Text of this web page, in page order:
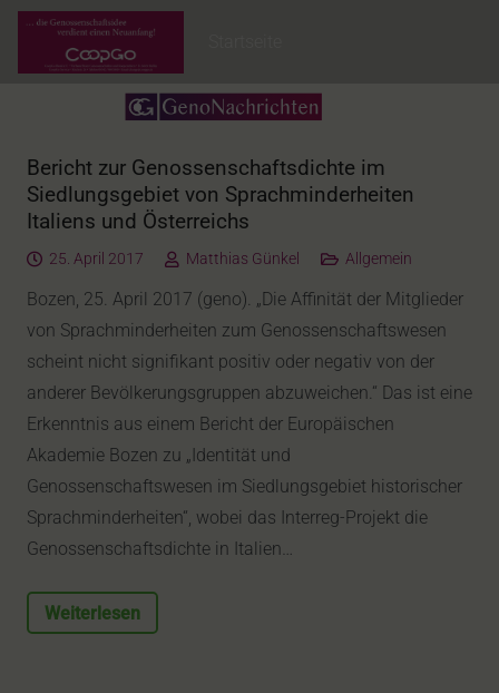
Bericht zur Genossenschaftsdichte im
Siedlungsgebiet von Sprachminderheiten
Italiens und Österreichs
25. April 2017 Matthias Günkel Allgemein
Bozen, 25. April 2017 (geno). „Die Affinität der Mitglieder
von Sprachminderheiten zum Genossenschaftswesen
scheint nicht signifikant positiv oder negativ von der
anderer Bevölkerungsgruppen abzuweichen.“ Das ist eine
Erkenntnis aus einem Bericht der Europäischen
Akademie Bozen zu „Identität und
Genossenschaftswesen im Siedlungsgebiet historischer
Sprachminderheiten“, wobei das Interreg-Projekt die
Genossenschaftsdichte in Italien…
Weiterlesen